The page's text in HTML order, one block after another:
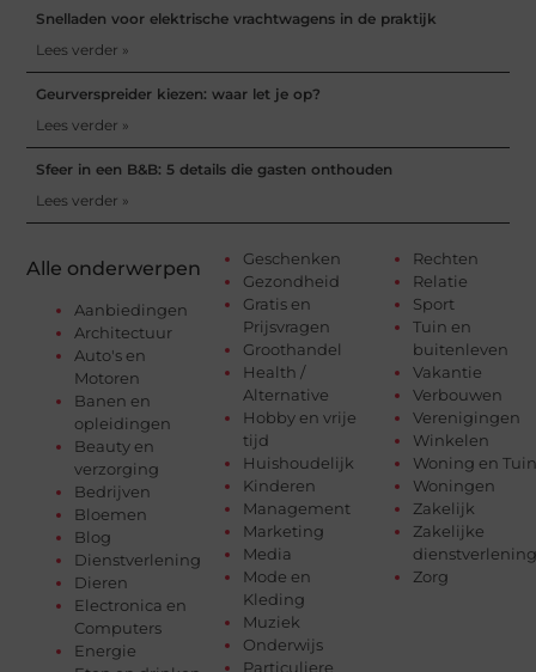
Alle onderwerpen
Aanbiedingen
Architectuur
Auto's en
Motoren
Banen en
opleidingen
Beauty en
verzorging
Bedrijven
Bloemen
Blog
Dienstverlening
Dieren
Electronica en
Computers
Energie
Geschenken
Gezondheid
Gratis en
Prijsvragen
Groothandel
Health /
Alternative
Hobby en vrije
tijd
Huishoudelijk
Kinderen
Management
Marketing
Media
Mode en
Kleding
Muziek
Onderwijs
Particuliere
Rechten
Relatie
Sport
Tuin en
buitenleven
Vakantie
Verbouwen
Verenigingen
Winkelen
Woning en Tuin
Woningen
Zakelijk
Zakelijke
dienstverlening
Zorg
Snelladen voor elektrische vrachtwagens in de praktijk
Lees verder »
Geurverspreider kiezen: waar let je op?
Lees verder »
Sfeer in een B&B: 5 details die gasten onthouden
Lees verder »